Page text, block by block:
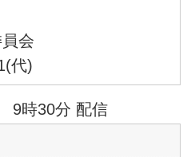
会
代)
9時30分 配信